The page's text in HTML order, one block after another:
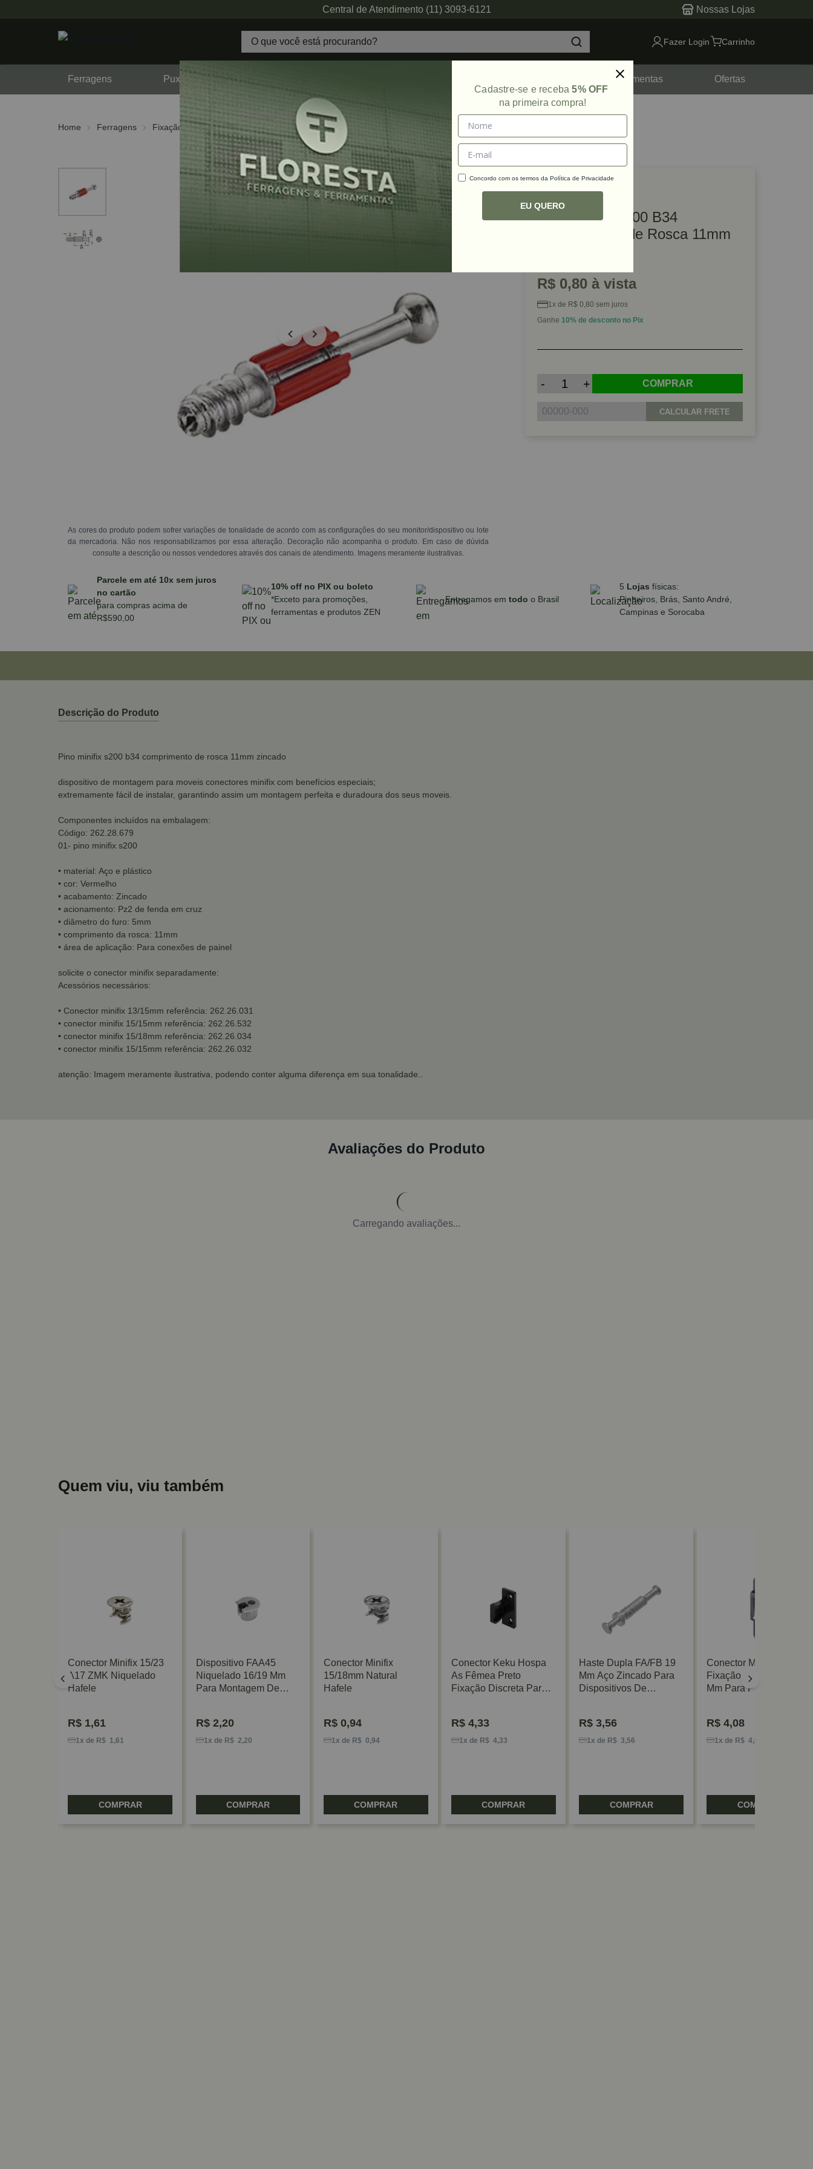
Central de Atendimento (11) 3093-6121 Nossas Lojas
Fazer Login Carrinho
Ferragens Puxadores Ferramentas Ofertas
Home Ferragens Fixação Dispositivos de Montagem
As cores do produto podem sofrer variações de tonalidade de acordo com as configurações do seu monitor/dispositivo ou lote
da mercadoria. Não nos responsabilizamos por essa alteração. Decoração não acompanha o produto. Em caso de dúvida
consulte a descrição ou nossos vendedores através dos canais de atendimento. Imagens meramente ilustrativas.
Ref: 54461
Pino Minifix S200 B34
Comprimento de Rosca 11mm
R$ 0,80 à vista
1x de R$ 0,80 sem juros
Ganhe 10% de desconto no Pix
- + COMPRAR
CALCULAR FRETE
Parcele em até 10x sem juros
no cartão
para compras acima de
R$590,00
10% off no PIX ou boleto
*Exceto para promoções,
ferramentas e produtos ZEN
Entregamos em todo o Brasil
5 Lojas físicas:
Pinheiros, Brás, Santo André,
Campinas e Sorocaba
Descrição do Produto
Pino minifix s200 b34 comprimento de rosca 11mm zincado
dispositivo de montagem para moveis conectores minifix com benefícios especiais;
extremamente fácil de instalar, garantindo assim um montagem perfeita e duradoura dos seus moveis.
Componentes incluídos na embalagem:
Código: 262.28.679
01- pino minifix s200
• material: Aço e plástico
• cor: Vermelho
• acabamento: Zincado
• acionamento: Pz2 de fenda em cruz
• diâmetro do furo: 5mm
• comprimento da rosca: 11mm
• área de aplicação: Para conexões de painel
solicite o conector minifix separadamente:
Acessórios necessários:
• Conector minifix 13/15mm referência: 262.26.031
• conector minifix 15/15mm referência: 262.26.532
• conector minifix 15/18mm referência: 262.26.034
• conector minifix 15/15mm referência: 262.26.032
atenção: Imagem meramente ilustrativa, podendo conter alguma diferença em sua tonalidade..
Avaliações do Produto
Carregando avaliações...
Quem viu, viu também
Conector Minifix 15/23
A17 ZMK Niquelado
Hafele
R$ 1,61
1x de R$ 1,61
COMPRAR
Dispositivo FAA45
Niquelado 16/19 Mm
Para Montagem De
R$2,20
1x de R$ 2,20
COMPRAR
Conector Minifix
15/18mm Natural
Hafele
R$0,94
1x de R$ 0,94
COMPRAR
Conector Keku Hospa
As Fêmea Preto
Fixação Discreta Para
R$4,33
1x de R$ 4,33
COMPRAR
Haste Dupla FA/FB 19
Mm Aço Zincado Para
Dispositivos De
R$ 3,56
1x de R$ 3,56
COMPRAR
Conector Modular De
Fixação Rápida 13/17
Mm Para Painéis De
R$ 4,08
1x de R$ 4,08
COMPRAR
Cadastre-se e receba5% OFF
na primeira compra!
Concordo com os termos da Política de Privacidade
EU QUERO